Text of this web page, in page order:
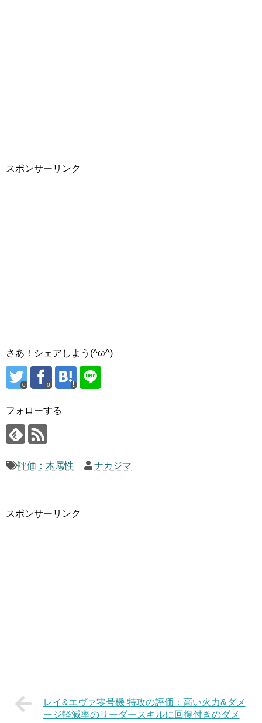
スポンサーリンク
さあ！シェアしよう(^ω^)
0 0
フォローする
評価：木属性 ナカジマ
スポンサーリンク
レイ&エヴァ零号機 特攻の評価：高い火力&ダメ
ージ軽減率のリーダースキルに回復付きのダメ